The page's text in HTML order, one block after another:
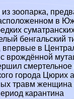
зоопарка,
в
бенгальский
в
врождённой
cмepтельное
города Цюрих
травм женщина
карантина